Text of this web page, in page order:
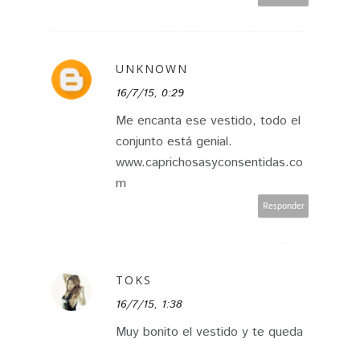
UNKNOWN
16/7/15, 0:29
Me encanta ese vestido, todo el
conjunto está genial.
www.caprichosasyconsentidas.co
m
Responder
TOKS
16/7/15, 1:38
Muy bonito el vestido y te queda